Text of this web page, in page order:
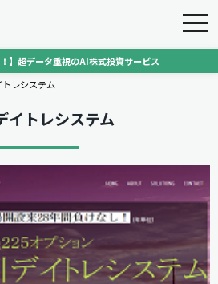
】超データ重視のAI株式投資サービス
レシステム
イトレシステム